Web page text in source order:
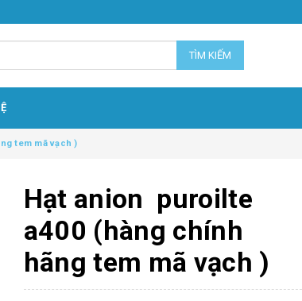
TÌM KIẾM
tem mã vạch )
Hạt anion puroilte
a400 (hàng chính
hãng tem mã vạch )